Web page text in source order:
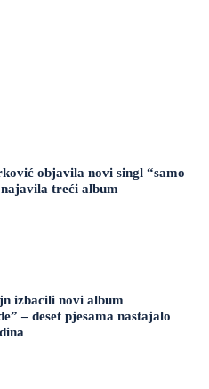
objavila novi singl “samo
treći album
izbacili novi album
– deset pjesama nastajalo